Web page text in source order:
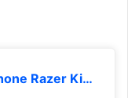
Controle para smartphone Razer Kishi V2, compatível com iOS, preto